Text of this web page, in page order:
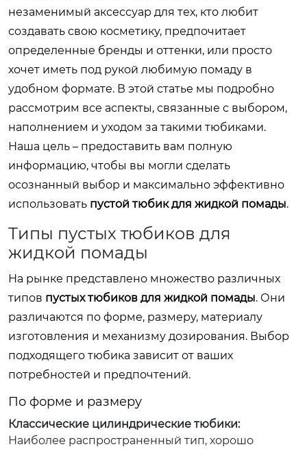
незаменимый аксессуар для тех, кто любит
создавать свою косметику, предпочитает
определенные бренды и оттенки, или просто
хочет иметь под рукой любимую помаду в
удобном формате. В этой статье мы подробно
рассмотрим все аспекты, связанные с выбором,
наполнением и уходом за такими тюбиками.
Наша цель – предоставить вам полную
информацию, чтобы вы могли сделать
осознанный выбор и максимально эффективно
использовать пустой тюбик для жидкой помады.
Типы пустых тюбиков для
жидкой помады
На рынке представлено множество различных
типов пустых тюбиков для жидкой помады. Они
различаются по форме, размеру, материалу
изготовления и механизму дозирования. Выбор
подходящего тюбика зависит от ваших
потребностей и предпочтений.
По форме и размеру
Классические цилиндрические тюбики:
Наиболее распространенный тип, хорошо